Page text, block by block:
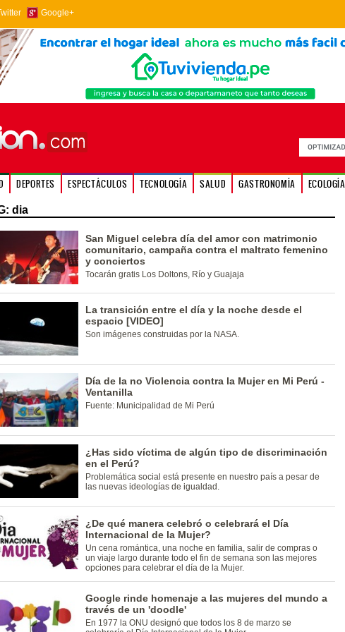
Google+
DEPORTES ESPECTÁCULOS TECNOLOGÍA SALUD GASTRONOMÍA ECOLOGÍA
dia
San Miguel celebra día del amor con matrimonio
comunitario, campaña contra el maltrato femenino
y conciertos
Tocarán gratis Los Doltons, Río y Guajaja
La transición entre el día y la noche desde el
espacio [VIDEO]
Son imágenes construidas por la NASA.
Día de la no Violencia contra la Mujer en Mi Perú -
Ventanilla
Fuente: Municipalidad de Mi Perú
¿Has sido víctima de algún tipo de discriminación
en el Perú?
Problemática social está presente en nuestro país a pesar de
las nuevas ideologías de igualdad.
¿De qué manera celebró o celebrará el Día
Internacional de la Mujer?
Un cena romántica, una noche en familia, salir de compras o
un viaje largo durante todo el fin de semana son las mejores
opciones para celebrar el día de la Mujer.
Google rinde homenaje a las mujeres del mundo a
través de un 'doodle'
En 1977 la ONU designó que todos los 8 de marzo se